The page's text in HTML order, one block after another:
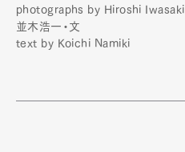
photographs by Hiroshi Iwasaki
並木浩一・文
text by Koichi Namiki